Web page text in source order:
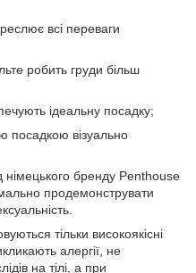
всі переваги
робить груди більш
ідеальну посадку;
посадкою візуально
німецького бренду Penthouse
продемонструвати
тільки високоякісні
алергії, не
на тілі, а при